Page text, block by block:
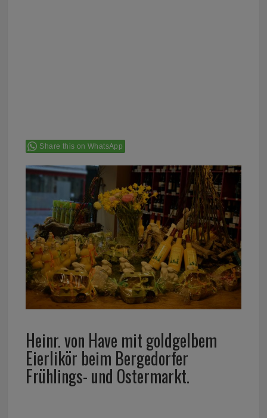
Share this on WhatsApp
Heinr. von Have mit goldgelbem
Eierlikör beim Bergedorfer
Frühlings- und Ostermarkt.